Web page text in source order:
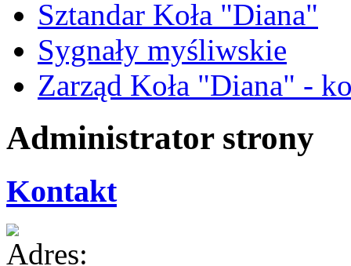
Sztandar Koła "Diana"
Sygnały myśliwskie
Zarząd Koła "Diana" -
Administrator strony
Kontakt